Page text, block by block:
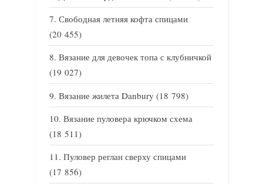
Свободная летняя кофта спицами
(20 455)
Вязание для девочек топа с клубничкой
(19 027)
Вязание жилета Danbury (18 798)
Вязание пуловера крючком схема
(18 511)
Пуловер реглан сверху спицами
(17 856)